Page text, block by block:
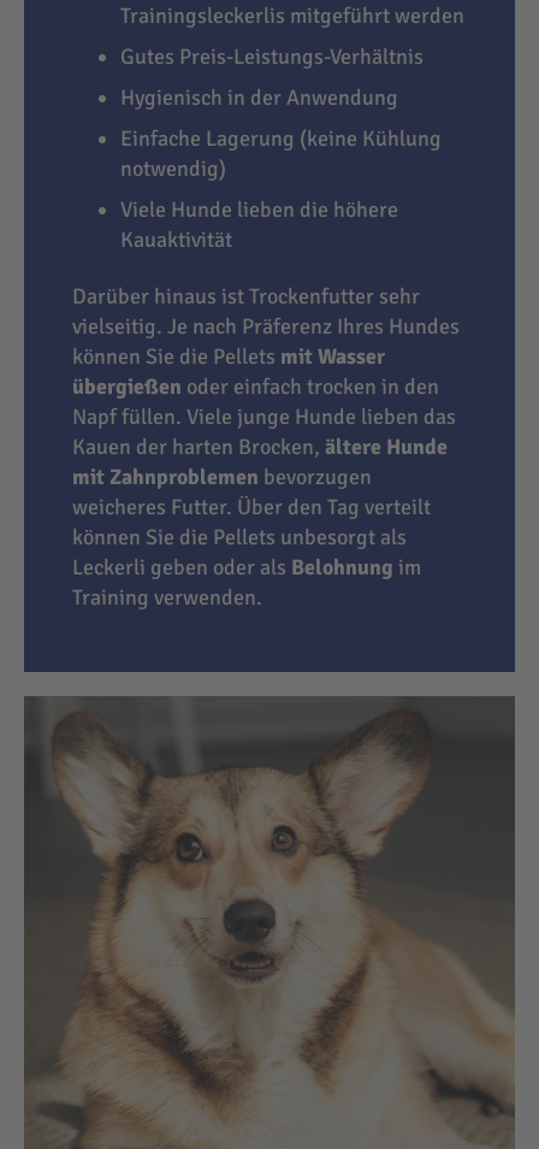
Trainingsleckerlis mitgeführt werden
Gutes Preis-Leistungs-Verhältnis
Hygienisch in der Anwendung
Einfache Lagerung (keine Kühlung
notwendig)
Viele Hunde lieben die höhere
Kauaktivität
Darüber hinaus ist Trockenfutter sehr
vielseitig. Je nach Präferenz Ihres Hundes
können Sie die Pellets mit Wasser
übergießen oder einfach trocken in den
Napf füllen. Viele junge Hunde lieben das
Kauen der harten Brocken, ältere Hunde
mit Zahnproblemen bevorzugen
weicheres Futter. Über den Tag verteilt
können Sie die Pellets unbesorgt als
Leckerli geben oder als Belohnung im
Training verwenden.